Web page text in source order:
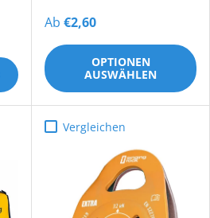
Ab €2,60
OPTIONEN
AUSWÄHLEN
Vergleichen